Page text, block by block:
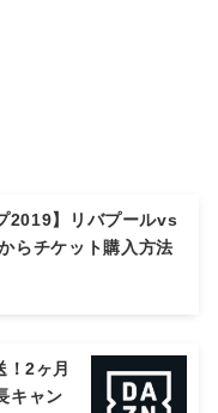
2019】リバプールvs
らチケット購入方法
2ヶ月
キャン